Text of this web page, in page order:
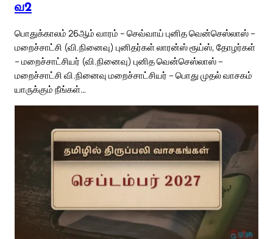
வ2
பொதுக்காலம் 26ஆம் வாரம் – செவ்வாய் புனித வென்செஸ்லாஸ் –
மறைச்சாட்சி (வி.நினைவு) புனிதர்கள் லாரன்ஸ் ரூய்ஸ், தோழர்கள்
– மறைச்சாட்சியர் (வி.நினைவு) புனித வென்செஸ்லாஸ் –
மறைச்சாட்சி வி.நினைவு மறைச்சாட்சியர் – பொது முதல் வாசகம்
யாருக்கும் நீங்கள்…